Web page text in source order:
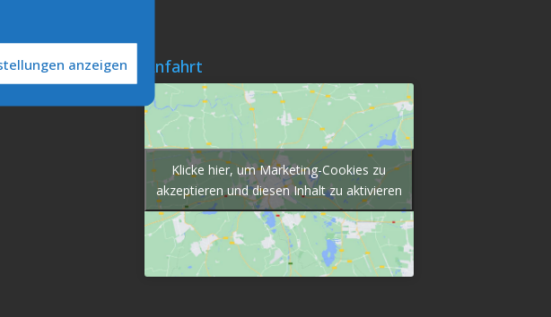
anzeigen Anfahrt
Klicke hier, um Marketing-Cookies zu
akzeptieren und diesen Inhalt zu aktivieren